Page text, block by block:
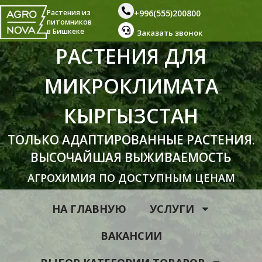
Растения из
питомников
в Бишкеке
+996(555)200800
Заказать звонок
РАСТЕНИЯ ДЛЯ
МИКРОКЛИМАТА
КЫРГЫЗСТАН
ТОЛЬКО АДАПТИРОВАННЫЕ РАСТЕНИЯ.
ВЫСОЧАЙШАЯ ВЫЖИВАЕМОСТЬ
АГРОХИМИЯ ПО ДОСТУПНЫМ ЦЕНАМ
НА ГЛАВНУЮ
УСЛУГИ
ВАКАНСИИ